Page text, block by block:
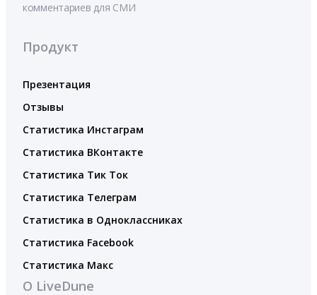
комментариев для СМИ
Продукт
Презентация
Отзывы
Статистика Инстаграм
Статистика ВКонтакте
Статистика Тик Ток
Статистика Телеграм
Статистика в Одноклассниках
Статистика Facebook
Статистика Макс
О LiveDune